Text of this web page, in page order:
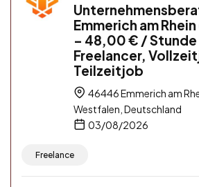
Emmerich am
– 48,00 € / Stunde
Freelancer,
Teilzeitjob
46446 Emmerich am
Westfalen, Deutschland
03/08/2026
Freelance